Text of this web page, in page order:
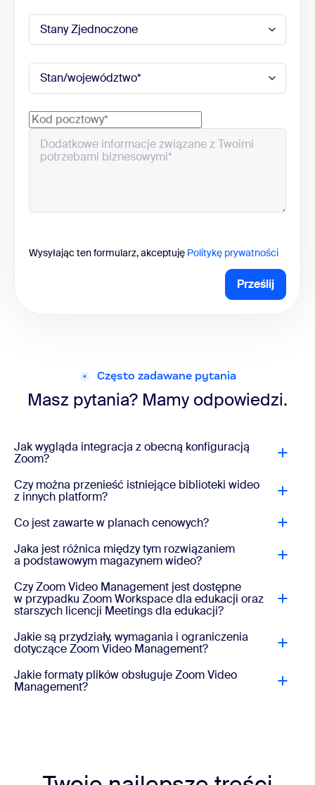
Wysyłając ten formularz, akceptuję Politykę prywatności
Prześlij
Często zadawane pytania
Masz pytania? Mamy odpowiedzi.
Jak wygląda integracja z obecną konfiguracją
Zoom?
Czy można przenieść istniejące biblioteki wideo
z innych platform?
Co jest zawarte w planach cenowych?
Jaka jest różnica między tym rozwiązaniem
a podstawowym magazynem wideo?
Czy Zoom Video Management jest dostępne
w przypadku Zoom Workspace dla edukacji oraz
starszych licencji Meetings dla edukacji?
Jakie są przydziały, wymagania i ograniczenia
dotyczące Zoom Video Management?
Jakie formaty plików obsługuje Zoom Video
Management?